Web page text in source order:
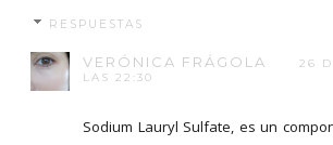
RESPUESTAS
VERÓNICA FRÁGOLA
26
LAS 22:30
Sodium Lauryl Sulfate, es un